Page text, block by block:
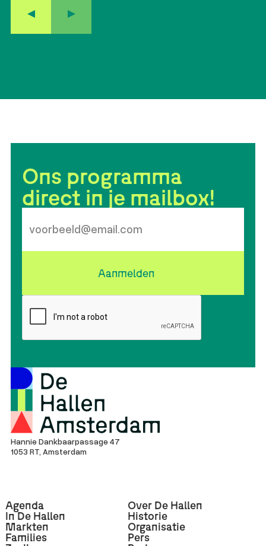
Ons programma
direct in je mailbox!
Aanmelden
Hannie Dankbaarpassage 47
1053 RT, Amsterdam
Agenda
In De Hallen
Markten
Families
Over De Hallen
Historie
Organisatie
Pers